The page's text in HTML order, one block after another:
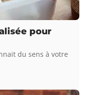
pour
du sens à votre